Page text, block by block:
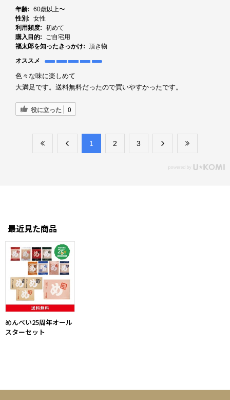
年齢: 60歳以上〜
性別: 女性
利用頻度: 初めて
購入目的:
ご自宅用
福太郎を知ったきっかけ: 頂き物
オススメ
色々な味に楽しめて
大満足です。送料無料だったので買いやすかったです。
役に立った 0
​1 ​2 ​3
最近見た商品
めんべい25周年オール
スターセット